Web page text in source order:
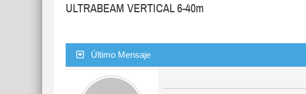
ULTRABEAM VERTICAL 6-40m
Último Mensaje